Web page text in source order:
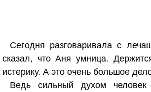
Сегодня разговаривала с
сказал, что Аня умница.
истерику. А это очень большое
Ведь сильный духом